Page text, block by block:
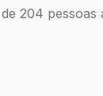
204 pessoas